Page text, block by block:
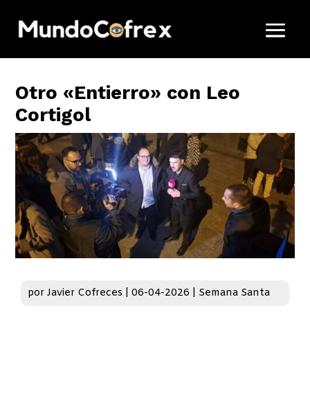
Otro «Entierro» con Leo
Cortigol
porJavier Cofreces |06-04-2026 Semana Santa